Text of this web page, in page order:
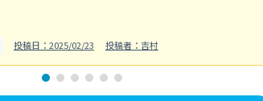
投稿日：2025/02/23 投稿者：吉村